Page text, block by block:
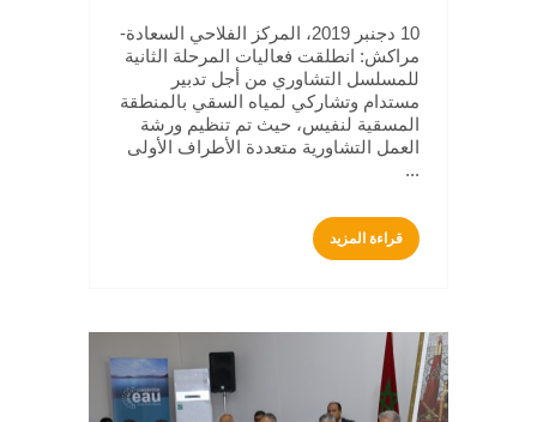
10 دجنبر 2019، المركز الفلاحي السعادة-
مراكش: انطلقت فعاليات المرحلة الثانية
للمسلسل التشاوري من أجل تدبير
مستدام وتشاركي لمياه السقي بالمنطقة
المسقية لنفيس، حيث تم تنظيم ورشة
العمل التشاورية متعددة الأطراف الأولى
...
قراءة المزيد